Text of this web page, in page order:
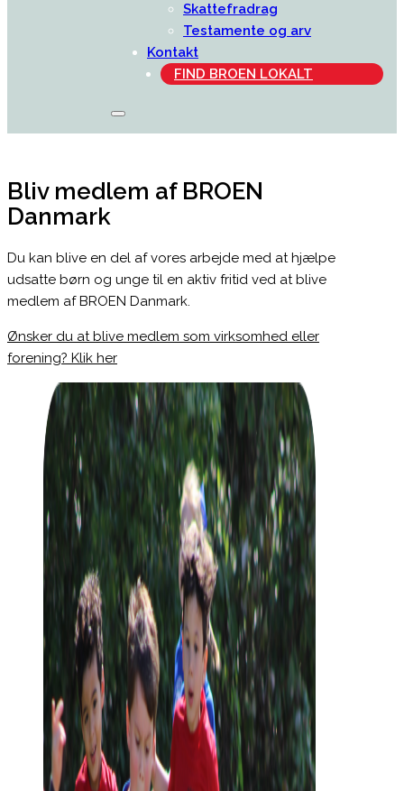
Skattefradrag
Testamente og arv
Kontakt
FIND BROEN LOKALT
Bliv medlem af BROEN
Danmark
Du kan blive en del af vores arbejde med at hjælpe
udsatte børn og unge til en aktiv fritid ved at blive
medlem af BROEN Danmark.
Ønsker du at blive medlem som virksomhed eller
forening? Klik her